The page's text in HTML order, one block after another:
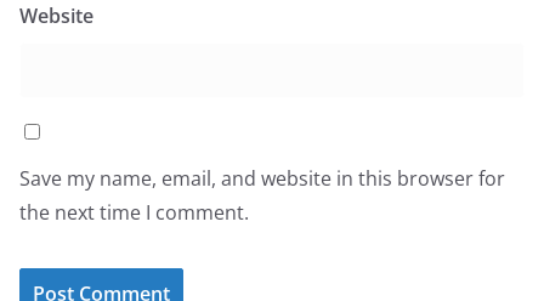
Website
Save my name, email, and website in this browser for
the next time I comment.